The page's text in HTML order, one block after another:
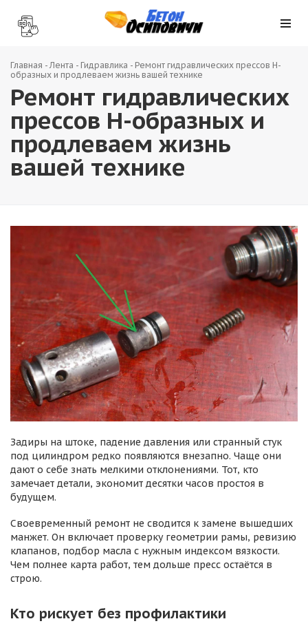
Главная -Лента - Гидравлика - Ремонт гидравлических прессов H-
образных и продлеваем жизнь вашей технике
Ремонт гидравлических
прессов H-образных и
продлеваем жизнь
вашей технике
Задиры на штоке, падение давления или странный стук
под цилиндром редко появляются внезапно. Чаще они
дают о себе знать мелкими отклонениями. Тот, кто
замечает детали, экономит десятки часов простоя в
будущем.
Своевременный ремонт не сводится к замене вышедших
манжет. Он включает проверку геометрии рамы, ревизию
клапанов, подбор масла с нужным индексом вязкости.
Чем полнее карта работ, тем дольше пресс остаётся в
строю.
Кто рискует без профилактики